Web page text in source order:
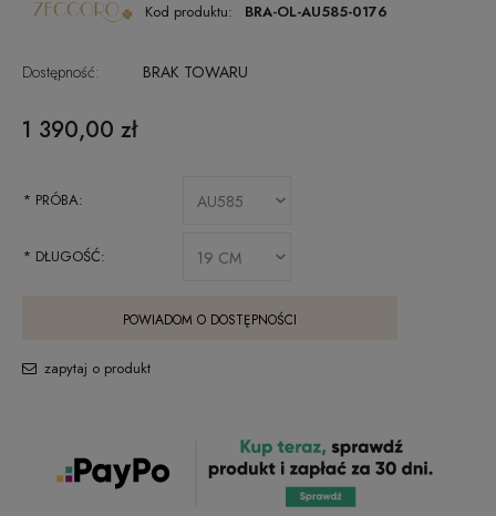
Kod produktu: BRA-OL-AU585-0176
Dostępność: BRAK TOWARU
1 390,00 zł
* PRÓBA:
* DŁUGOŚĆ:
POWIADOM O DOSTĘPNOŚCI
zapytaj o produkt